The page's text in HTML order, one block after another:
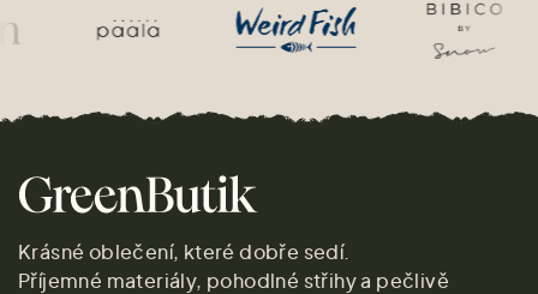
Krásné oblečení, které dobře sedí.
Příjemné materiály, pohodlné střihy a pečlivě